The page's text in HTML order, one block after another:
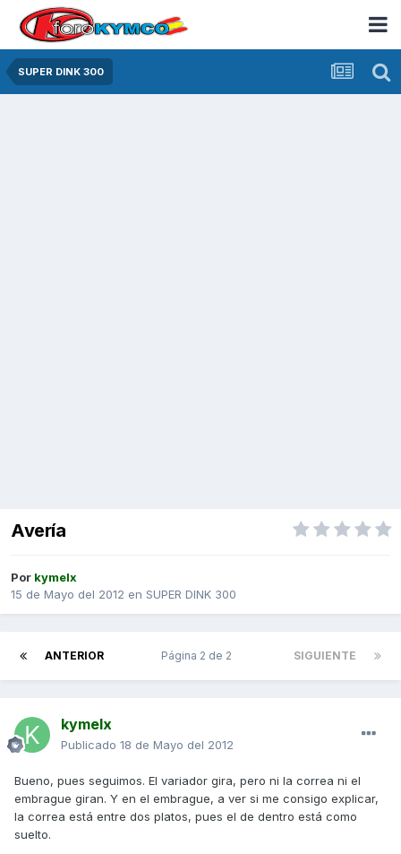
SUPER DINK 300
Avería
Por kymelx
15 de Mayo del 2012 en SUPER DINK 300
ANTERIOR SIGUIENTE
Página 2 de 2
kymelx
Publicado 18 de Mayo del 2012
Bueno, pues seguimos. El variador gira, pero ni la correa ni el
embrague giran. Y en el embrague, a ver si me consigo explicar,
la correa está entre dos platos, pues el de dentro está como
suelto.